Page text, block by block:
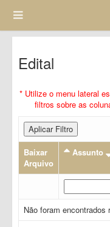
Edital
* Utilize o menu lateral
filtros sobre as
Aplicar Filtro
Baixar
Arquivo
Assunto
Não foram encontrados